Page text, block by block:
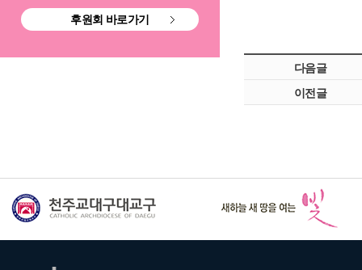
후원회 바로가기
다음글
이전글